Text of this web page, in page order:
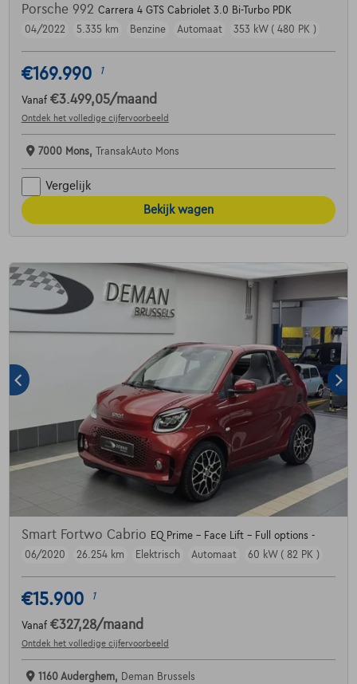
Porsche 992 Carrera 4 GTS Cabriolet 3.0 Bi-Turbo PDK
04/2022
5.335 km Benzine Automaat 353 kW ( 480 PK )
€169.990 1
Vanaf €3.499,05/maand
Ontdek het volledige cijfervoorbeeld
7000 Mons, TransakAuto Mons
Vergelijk
Bekijk wagen
Smart Fortwo Cabrio EQ Prime - Face Lift - Full options -
06/2020
26.254 km Elektrisch Automaat 60 kW ( 82 PK )
€15.900 1
Vanaf €327,28/maand
Ontdek het volledige cijfervoorbeeld
1160 Auderghem, Deman Brussels